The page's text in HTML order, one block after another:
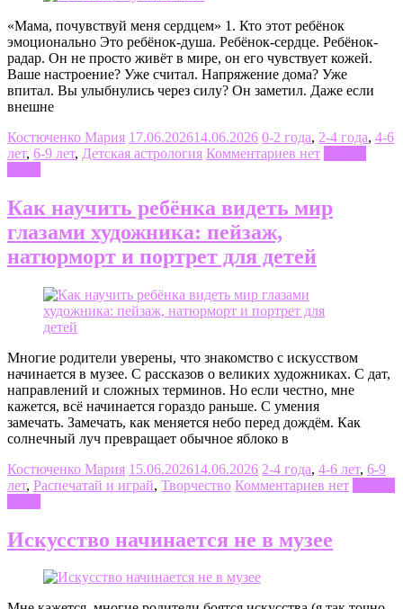
«Мама, почувствуй меня сердцем» 1. Кто этот ребёнок
эмоционально Это ребёнок-душа. Ребёнок-сердце. Ребёнок-
радар. Он не просто живёт в мире, он его чувствует кожей.
Ваше настроение? Уже считал. Напряжение дома? Уже
впитал. Вы улыбнулись через силу? Он заметил. Даже если
внешне
Костюченко Мария 17.06.202614.06.2026 0-2 года, 2-4 года, 4-6
лет, 6-9 лет, Детская астрология Комментариев нет
Как научить ребёнка видеть мир
глазами художника: пейзаж,
натюрморт и портрет для детей
Многие родители уверены, что знакомство с искусством
начинается в музее. С рассказов о великих художниках. С дат,
направлений и сложных терминов. Но если честно, мне
кажется, всё начинается гораздо раньше. С умения
замечать. Замечать, как меняется небо перед дождём. Как
солнечный луч превращает обычное яблоко в
Костюченко Мария 15.06.202614.06.2026 2-4 года, 4-6 лет, 6-9
лет, Распечатай и играй, Творчество Комментариев нет
Искусство начинается не в музее